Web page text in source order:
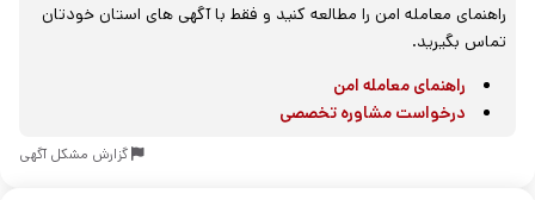
راهنمای معامله امن را مطالعه کنید و فقط با آگهی های استان خودتان
تماس بگیرید.
راهنمای معامله امن
درخواست مشاوره تخصصی
گزارش مشکل آگهی